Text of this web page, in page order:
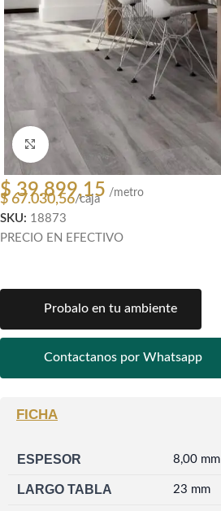
Clic para ampliar
$39.899,15 /metro
$67.030,56/caja
SKU: 18873
PRECIO EN EFECTIVO
Probalo en tu ambiente
Contactanos por Whatsapp
FICHA
ESPESOR 8,00 mm
LARGO TABLA 23 mm